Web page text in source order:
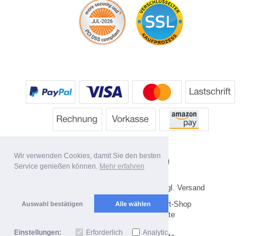
Wir verwenden Cookies, damit Sie den besten
Service genießen können. Mehr erfahren
Auswahl bestätigen Alle wählen
Einstellungen: Erforderlich Analytics
* Alle Preise inkl. MwSt. evtl. zzgl. Versand
Copyright 2026 by HP's Sport-Shop
Mobile Shop by Shopgate